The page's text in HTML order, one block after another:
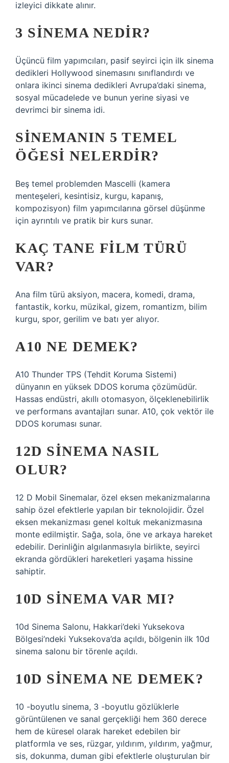
izleyici dikkate alınır.
3 SINEMA NEDIR?
Üçüncü film yapımcıları, pasif seyirci için ilk sinema
dedikleri Hollywood sinemasını sınıflandırdı ve
onlara ikinci sinema dedikleri Avrupa’daki sinema,
sosyal mücadelede ve bunun yerine siyasi ve
devrimci bir sinema idi.
SINEMANIN 5 TEMEL
ÖĞESI NELERDIR?
Beş temel problemden Mascelli (kamera
menteşeleri, kesintisiz, kurgu, kapanış,
kompozisyon) film yapımcılarına görsel düşünme
için ayrıntılı ve pratik bir kurs sunar.
KAÇ TANE FILM TÜRÜ
VAR?
Ana film türü aksiyon, macera, komedi, drama,
fantastik, korku, müzikal, gizem, romantizm, bilim
kurgu, spor, gerilim ve batı yer alıyor.
A10 NE DEMEK?
A10 Thunder TPS (Tehdit Koruma Sistemi)
dünyanın en yüksek DDOS koruma çözümüdür.
Hassas endüstri, akıllı otomasyon, ölçeklenebilirlik
ve performans avantajları sunar. A10, çok vektör ile
DDOS koruması sunar.
12D SINEMA NASIL
OLUR?
12 D Mobil Sinemalar, özel eksen mekanizmalarına
sahip özel efektlerle yapılan bir teknolojidir. Özel
eksen mekanizması genel koltuk mekanizmasına
monte edilmiştir. Sağa, sola, öne ve arkaya hareket
edebilir. Derinliğin algılanmasıyla birlikte, seyirci
ekranda gördükleri hareketleri yaşama hissine
sahiptir.
10D SINEMA VAR MI?
10d Sinema Salonu, Hakkari’deki Yuksekova
Bölgesi’ndeki Yuksekova’da açıldı, bölgenin ilk 10d
sinema salonu bir törenle açıldı.
10D SINEMA NE DEMEK?
10 -boyutlu sinema, 3 -boyutlu gözlüklerle
görüntülenen ve sanal gerçekliği hem 360 derece
hem de küresel olarak hareket edebilen bir
platformla ve ses, rüzgar, yıldırım, yıldırım, yağmur,
sis, dokunma, duman gibi efektlerle oluşturulan bir